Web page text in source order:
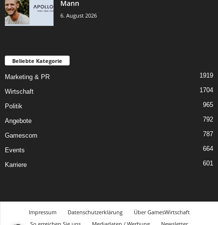
Mann
6. August 2026
Beliebte Kategorie
Marketing & PR 1919
Wirtschaft 1704
Politik 965
Angebote 792
Gamescom 787
Events 664
Karriere 601
Impressum Datenschutzerklärung
Über GamesWirtschaft